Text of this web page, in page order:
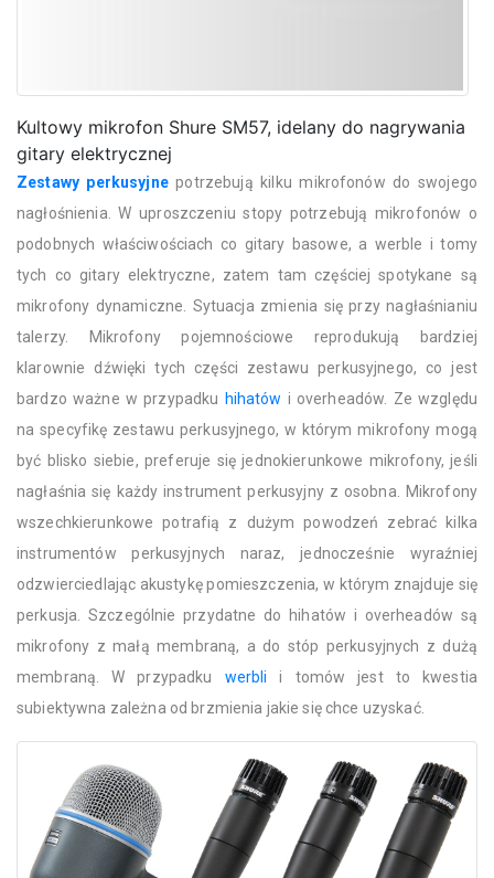
Kultowy mikrofon Shure SM57, idelany do nagrywania
gitary elektrycznej
Zestawy perkusyjnepotrzebują kilku mikrofonów do swojego
nagłośnienia. W uproszczeniu stopy potrzebują mikrofonów o
podobnych właściwościach co gitary basowe, a werble i tomy
tych co gitary elektryczne, zatem tam częściej spotykane są
mikrofony dynamiczne. Sytuacja zmienia się przy nagłaśnianiu
talerzy. Mikrofony pojemnościowe reprodukują bardziej
klarownie dźwięki tych części zestawu perkusyjnego, co jest
bardzo ważne w przypadku hihatów i overheadów. Ze względu
na specyfikę zestawu perkusyjnego, w którym mikrofony mogą
być blisko siebie, preferuje się jednokierunkowe mikrofony, jeśli
nagłaśnia się każdy instrument perkusyjny z osobna. Mikrofony
wszechkierunkowe potrafią z dużym powodzeń zebrać kilka
instrumentów perkusyjnych naraz, jednocześnie wyraźniej
odzwierciedlając akustykę pomieszczenia, w którym znajduje się
perkusja. Szczególnie przydatne do hihatów i overheadów są
mikrofony z małą membraną, a do stóp perkusyjnych z dużą
membraną. W przypadku werbli i tomów jest to kwestia
subiektywna zależna od brzmienia jakie się chce uzyskać.